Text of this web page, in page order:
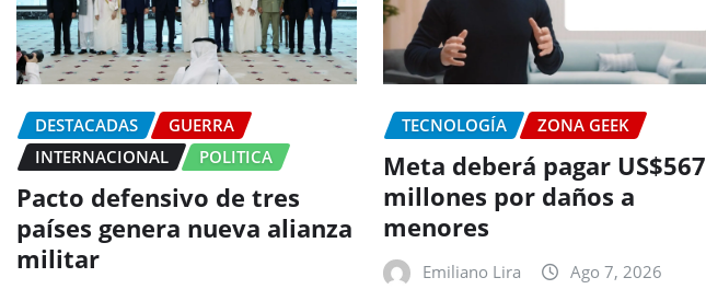
DESTACADAS
GUERRA
INTERNACIONAL
POLITICA
Pacto defensivo de tres
países genera nueva alianza
militar
TECNOLOGÍA ZONA GEEK
Meta deberá pagar US$567
millones por daños a
menores
Emiliano Lira Ago 7, 2026